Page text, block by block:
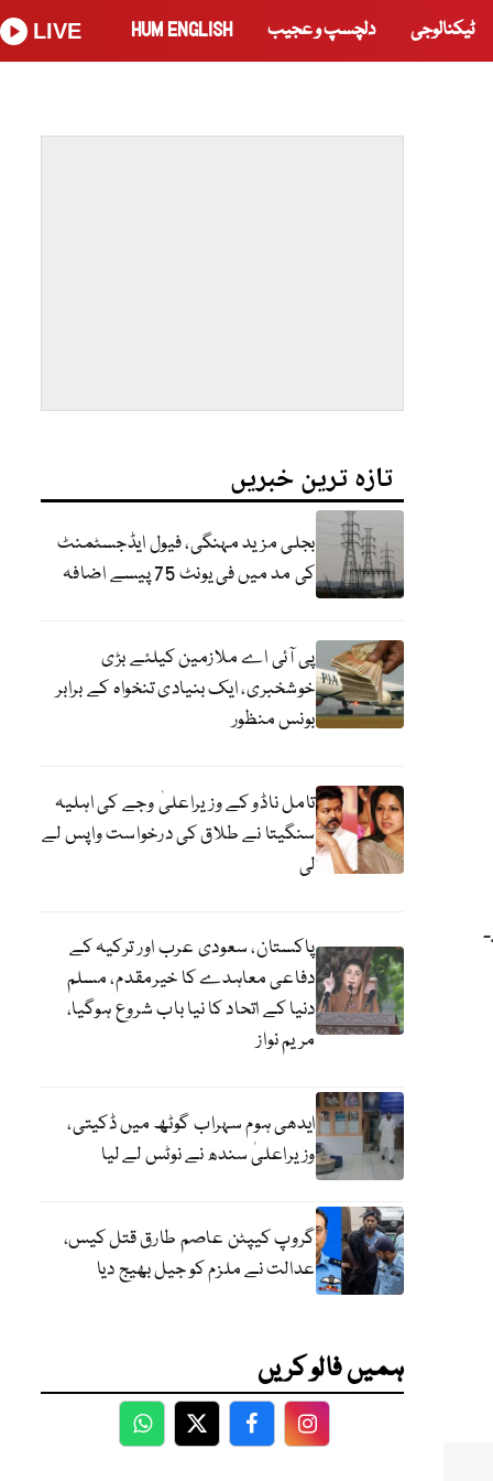
ٹیکنالوجی دلچسپ و عجیب HUM ENGLISH
LIVE
تازہ ترین خبریں
بجلی مزید مہنگی، فیول ایڈجسٹمنٹ
کی مد میں فی یونٹ 75 پیسے اضافہ
پی آئی اے ملازمین کیلئے بڑی
خوشخبری، ایک بنیادی تنخواہ کے برابر
بونس منظور
تامل ناڈو کے وزیراعلیٰ وجے کی اہلیہ
سنگیتا نے طلاق کی درخواست واپس لے
لی
پاکستان، سعودی عرب اور ترکیہ کے
دفاعی معاہدے کا خیرمقدم، مسلم
دنیا کے اتحاد کا نیا باب شروع ہوگیا،
مریم نواز
ایدھی ہوم سہراب گوٹھ میں ڈکیتی،
وزیراعلیٰ سندھ نے نوٹس لے لیا
گروپ کیپٹن عاصم طارق قتل کیس،
عدالت نے ملزم کو جیل بھیج دیا
ہمیں فالو کریں
WhatsApp
TwitterFacebookFacebook